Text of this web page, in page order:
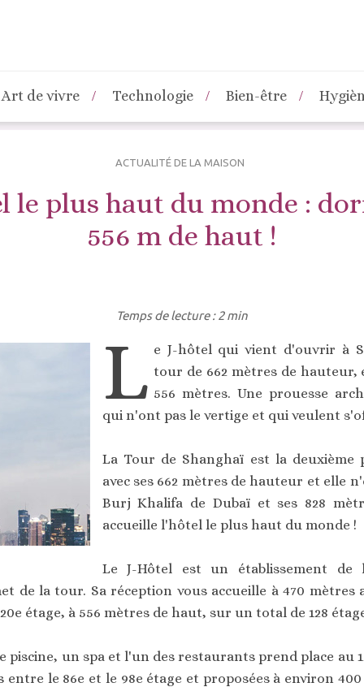
Art de vivre Technologie Bien-être
ACTUALITÉ DE LA MAISON
le plus haut du monde :
556 m de haut !
Temps de lecture : 2 min
L e J-hôtel qui vient d'ouvrir à
tour de 662 mètres de
556 mètres. Une prouesse
qui n'ont pas le vertige et qui veulent
La Tour de Shanghaï est la
avec ses 662 mètres de hauteur et elle
Burj Khalifa de Dubaï et ses 828
accueille l'hôtel le plus haut du monde !
Le J-Hôtel est un établissement
de la tour. Sa réception vous accueille à 470
étage, à 556 mètres de haut, sur un total de 128
piscine, un spa et l'un des restaurants prend place au
entre le 86e et le 98e étage et proposées à environ